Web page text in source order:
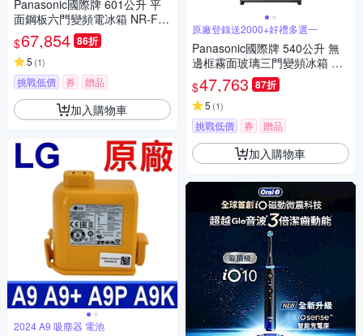
Panasonic國際牌 601公升 平
面鋼板六門變頻電冰箱 NR-F60
1XT-C1瓷釉灰
$67,854 86折
5 (1)
挑戰低價 券 贈品
加入購物車
2024 A9 吸塵器 電池
原廠登錄送2000+好禮多選一
Panasonic國際牌 540公升 無
邊框霧面玻璃三門變頻冰箱 NR
-D541PG-H1 極緻灰
$47,763 87折
5 (1)
挑戰低價 券 贈品
加入購物車